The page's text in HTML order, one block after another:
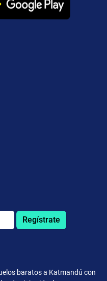
Regístrate
baratos a Katmandú con